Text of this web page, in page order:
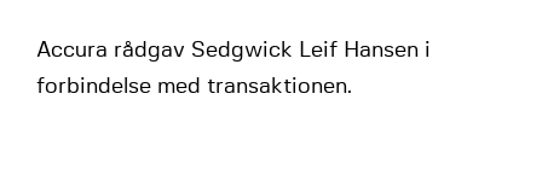
Accura rådgav Sedgwick Leif Hansen i
forbindelse med transaktionen.